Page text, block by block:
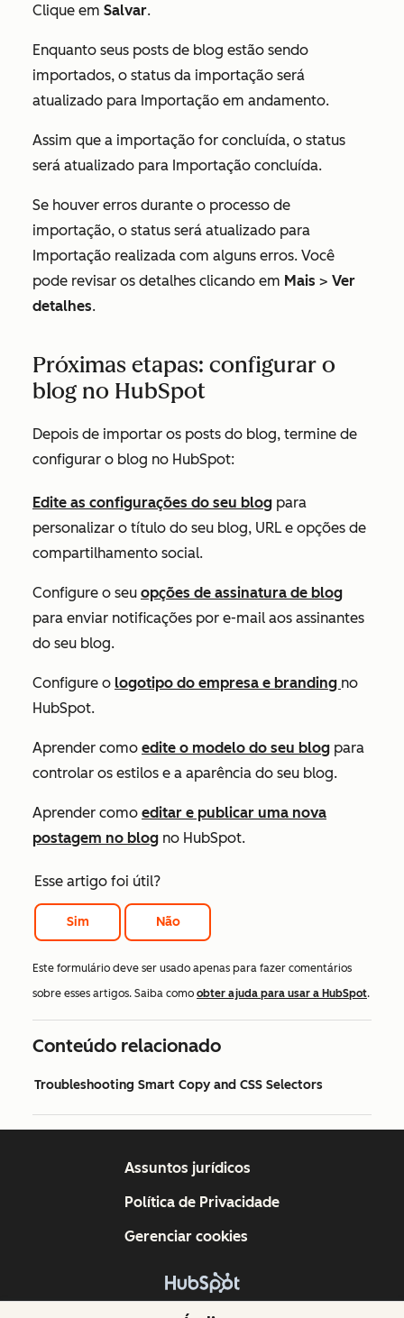
Clique em Salvar.
Enquanto seus posts de blog estão sendo
importados, o status da importação será
atualizado para Importação em andamento.
Assim que a importação for concluída, o status
será atualizado para Importação concluída.
Se houver erros durante o processo de
importação, o status será atualizado para
Importação realizada com alguns erros. Você
pode revisar os detalhes clicando em Mais > Ver
detalhes.
Próximas etapas: configurar o
blog no HubSpot
Depois de importar os posts do blog, termine de
configurar o blog no HubSpot:
Edite as configurações do seu blog para
personalizar o título do seu blog, URL e opções de
compartilhamento social.
Configure o seu opções de assinatura de blog
para enviar notificações por e-mail aos assinantes
do seu blog.
Configure o logotipo do empresa e branding no
HubSpot.
Aprender como edite o modelo do seu blog para
controlar os estilos e a aparência do seu blog.
Aprender como editar e publicar uma nova
postagem no blog no HubSpot.
Esse artigo foi útil?
Sim Não
Este formulário deve ser usado apenas para fazer comentários
sobre esses artigos. Saiba como obter ajuda para usar a HubSpot.
Conteúdo relacionado
Troubleshooting Smart Copy and CSS Selectors
Copyright © 2026 HubSpot, Inc.
Assuntos jurídicos
Política de Privacidade
Gerenciar cookies